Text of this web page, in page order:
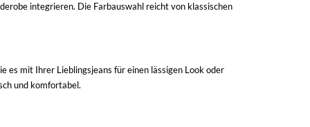
integrieren. Die Farbauswahl reicht von klassischen
es mit Ihrer Lieblingsjeans für einen lässigen Look oder
und komfortabel.